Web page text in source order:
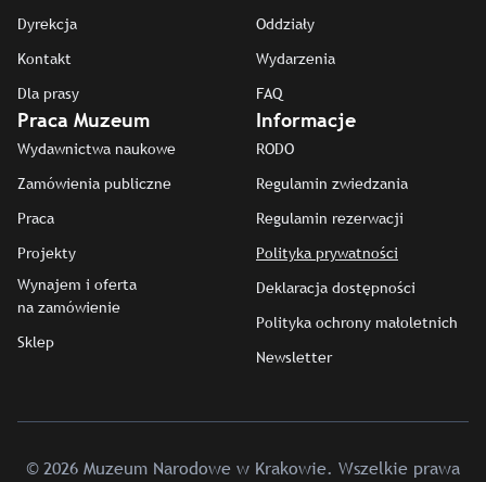
Dyrekcja
Kontakt
Dla prasy
Oddziały
Wydarzenia
FAQ
Praca Muzeum
Wydawnictwa naukowe
Zamówienia publiczne
Praca
Projekty
Wynajem i oferta
na zamówienie
Sklep
Informacje
RODO
Regulamin zwiedzania
Regulamin rezerwacji
Polityka prywatności
Deklaracja dostępności
Polityka ochrony małoletnich
Newsletter
© 2026 Muzeum Narodowe w Krakowie. Wszelkie prawa